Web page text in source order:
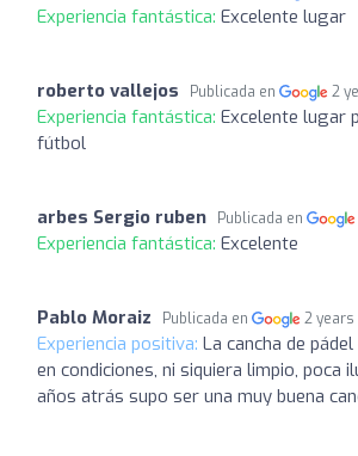
Experiencia fantástica: Excelente lugar
roberto vallejos Publicada en 2
Experiencia fantástica: Excelente lugar
fútbol
arbes Sergio ruben Publicada en
Experiencia fantástica: Excelente
Pablo Moraiz Publicada en 2 years
Experiencia positiva: La cancha de
en condiciones, ni siquiera limpio, poca
años atrás supo ser una muy buena